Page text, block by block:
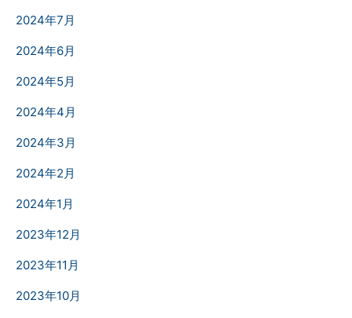
2024年7月
2024年6月
2024年5月
2024年4月
2024年3月
2024年2月
2024年1月
2023年12月
2023年11月
2023年10月